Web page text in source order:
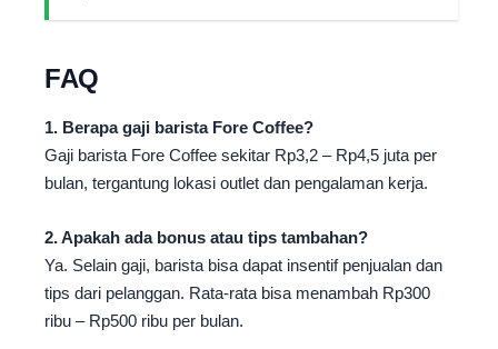
FAQ
1. Berapa gaji barista Fore Coffee?
Gaji barista Fore Coffee sekitar Rp3,2 – Rp4,5 juta per
bulan, tergantung lokasi outlet dan pengalaman kerja.
2. Apakah ada bonus atau tips tambahan?
Ya. Selain gaji, barista bisa dapat insentif penjualan dan
tips dari pelanggan. Rata-rata bisa menambah Rp300
ribu – Rp500 ribu per bulan.